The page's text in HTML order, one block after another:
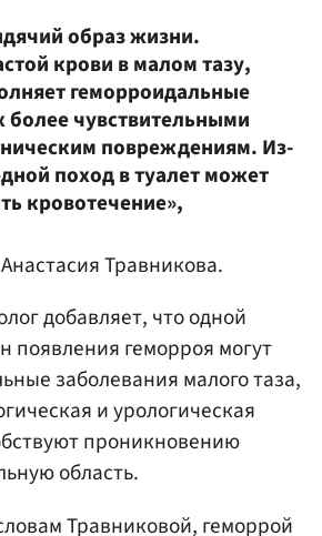
образ жизни.
крови в малом тазу,
геморроидальные
более чувствительными
повреждениям. Из-
поход в туалет может
кровотечение»,
Травникова.
добавляет, что одной
появления геморроя могут
заболевания малого таза,
и урологическая
проникновению
область.
Травниковой, геморрой